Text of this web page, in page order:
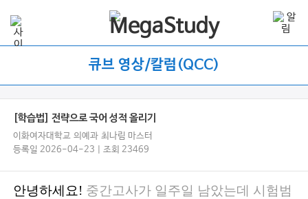
큐브 영상/칼럼(QCC)
[학습법] 전략으로 국어 성적 올리기
이화여자대학교 의예과 최나림 마스터
등록일 2026-04-23 | 조회 23469
안녕하세요! 중간고사가 일주일 남았는데 시험범